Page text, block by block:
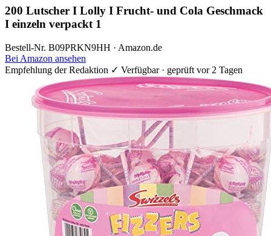
200 Lutscher I Lolly I Frucht- und Cola Geschmack
I einzeln verpackt 1
Bestell-Nr. B09PRKN9HH · Amazon.de
Bei Amazon ansehen
Empfehlung der Redaktion ✓ Verfügbar · geprüft vor 2 Tagen